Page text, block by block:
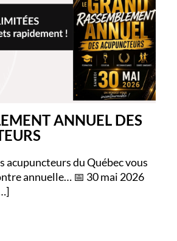
ANNUEL DES
acupuncteurs du Québec vous
annuelle… 📅 30 mai 2026